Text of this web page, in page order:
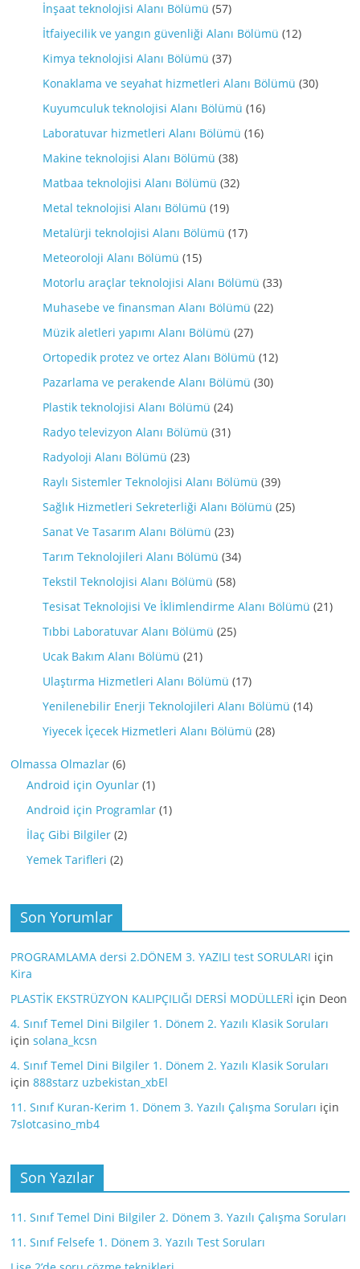
İnşaat teknolojisi Alanı Bölümü (57)
İtfaiyecilik ve yangın güvenliği Alanı Bölümü (12)
Kimya teknolojisi Alanı Bölümü (37)
Konaklama ve seyahat hizmetleri Alanı Bölümü (30)
Kuyumculuk teknolojisi Alanı Bölümü (16)
Laboratuvar hizmetleri Alanı Bölümü (16)
Makine teknolojisi Alanı Bölümü (38)
Matbaa teknolojisi Alanı Bölümü (32)
Metal teknolojisi Alanı Bölümü (19)
Metalürji teknolojisi Alanı Bölümü (17)
Meteoroloji Alanı Bölümü (15)
Motorlu araçlar teknolojisi Alanı Bölümü (33)
Muhasebe ve finansman Alanı Bölümü (22)
Müzik aletleri yapımı Alanı Bölümü (27)
Ortopedik protez ve ortez Alanı Bölümü (12)
Pazarlama ve perakende Alanı Bölümü (30)
Plastik teknolojisi Alanı Bölümü (24)
Radyo televizyon Alanı Bölümü (31)
Radyoloji Alanı Bölümü (23)
Raylı Sistemler Teknolojisi Alanı Bölümü (39)
Sağlık Hizmetleri Sekreterliği Alanı Bölümü (25)
Sanat Ve Tasarım Alanı Bölümü (23)
Tarım Teknolojileri Alanı Bölümü (34)
Tekstil Teknolojisi Alanı Bölümü (58)
Tesisat Teknolojisi Ve İklimlendirme Alanı Bölümü (21)
Tıbbi Laboratuvar Alanı Bölümü (25)
Ucak Bakım Alanı Bölümü (21)
Ulaştırma Hizmetleri Alanı Bölümü (17)
Yenilenebilir Enerji Teknolojileri Alanı Bölümü (14)
Yiyecek İçecek Hizmetleri Alanı Bölümü (28)
Olmassa Olmazlar (6)
Android için Oyunlar (1)
Android için Programlar (1)
İlaç Gibi Bilgiler (2)
Yemek Tarifleri (2)
Son Yorumlar
PROGRAMLAMA dersi 2.DÖNEM 3. YAZILI test SORULARI için
Kira
PLASTİK EKSTRÜZYON KALIPÇILIĞI DERSİ MODÜLLERİ için Deon
4. Sınıf Temel Dini Bilgiler 1. Dönem 2. Yazılı Klasik Soruları
içinsolana_kcsn
4. Sınıf Temel Dini Bilgiler 1. Dönem 2. Yazılı Klasik Soruları
için888starz uzbekistan_xbEl
11. Sınıf Kuran-Kerim 1. Dönem 3. Yazılı Çalışma Soruları için
7slotcasino_mb4
Son Yazılar
11. Sınıf Temel Dini Bilgiler 2. Dönem 3. Yazılı Çalışma Soruları
11. Sınıf Felsefe 1. Dönem 3. Yazılı Test Soruları